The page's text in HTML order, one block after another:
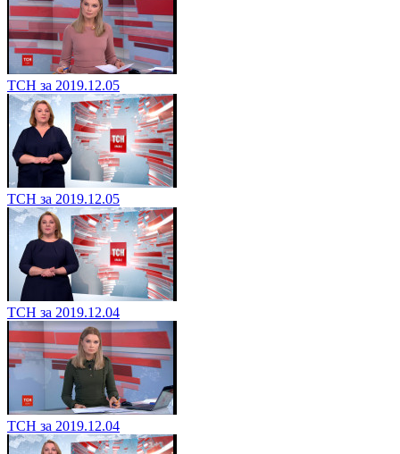
ТСН за 2019.12.05
ТСН за 2019.12.05
ТСН за 2019.12.04
ТСН за 2019.12.04